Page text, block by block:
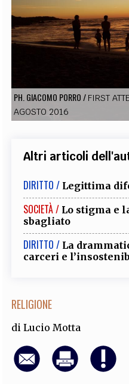
CODICI RUBRICHE LIBRI
PH. GIACOMO PORRO/ FIRST
AGOSTO 2016
Altri articoli
DIRITTO / Legittima
SOCIETÀ / Lo stigma e
sbagliato
DIRITTO / La
carceri e
RELIGIONE
diLucio Motta